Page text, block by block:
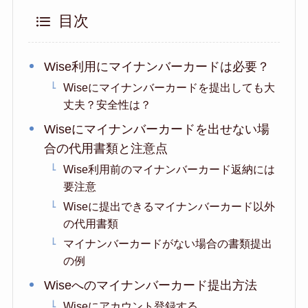
目次
Wise利用にマイナンバーカードは必要？
Wiseにマイナンバーカードを提出しても大
丈夫？安全性は？
Wiseにマイナンバーカードを出せない場
合の代用書類と注意点
Wise利用前のマイナンバーカード返納には
要注意
Wiseに提出できるマイナンバーカード以外
の代用書類
マイナンバーカードがない場合の書類提出
の例
Wiseへのマイナンバーカード提出方法